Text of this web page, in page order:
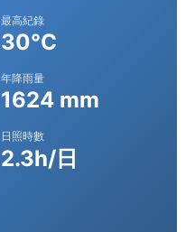
最高紀錄
30°C
年降雨量
1624 mm
日照時數
2.3h/日